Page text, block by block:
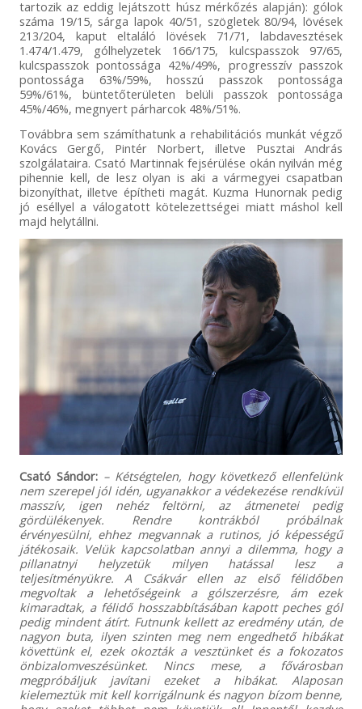
tartozik az eddig lejátszott húsz mérkőzés alapján): gólok
száma 19/15, sárga lapok 40/51, szögletek 80/94, lövések
213/204, kaput eltaláló lövések 71/71, labdavesztések
1.474/1.479, gólhelyzetek 166/175, kulcspasszok 97/65,
kulcspasszok pontossága 42%/49%, progresszív passzok
pontossága 63%/59%, hosszú passzok pontossága
59%/61%, büntetőterületen belüli passzok pontossága
45%/46%, megnyert párharcok 48%/51%.
Továbbra sem számíthatunk a rehabilitációs munkát végző
Kovács Gergő, Pintér Norbert, illetve Pusztai András
szolgálataira. Csató Martinnak fejsérülése okán nyilván még
pihennie kell, de lesz olyan is aki a vármegyei csapatban
bizonyíthat, illetve építheti magát. Kuzma Hunornak pedig
jó eséllyel a válogatott kötelezettségei miatt máshol kell
majd helytállni.
Csató Sándor: – Kétségtelen, hogy következő ellenfelünk
nem szerepel jól idén, ugyanakkor a védekezése rendkívül
masszív, igen nehéz feltörni, az átmenetei pedig
gördülékenyek. Rendre kontrákból próbálnak
érvényesülni, ehhez megvannak a rutinos, jó képességű
játékosaik. Velük kapcsolatban annyi a dilemma, hogy a
pillanatnyi helyzetük milyen hatással lesz a
teljesítményükre. A Csákvár ellen az első félidőben
megvoltak a lehetőségeink a gólszerzésre, ám ezek
kimaradtak, a félidő hosszabbításában kapott peches gól
pedig mindent átírt. Futnunk kellett az eredmény után, de
nagyon buta, ilyen szinten meg nem engedhető hibákat
követtünk el, ezek okozták a vesztünket és a fokozatos
önbizalomveszésünket. Nincs mese, a fővárosban
megpróbáljuk javítani ezeket a hibákat. Alaposan
kielemeztük mit kell korrigálnunk és nagyon bízom benne,